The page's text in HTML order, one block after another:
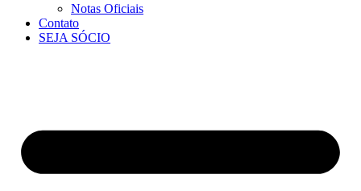
Notas Oficiais
Contato
SEJA SÓCIO